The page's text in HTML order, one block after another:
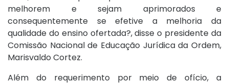
melhorem e sejam aprimorados e
consequentemente se efetive a melhoria da
qualidade do ensino ofertada?, disse o presidente da
Comissão Nacional de Educação Jurídica da Ordem,
Marisvaldo Cortez.
Além do requerimento por meio de ofício, a